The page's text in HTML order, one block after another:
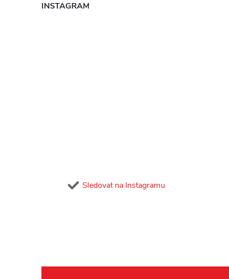
INSTAGRAM
Sledovat na Instagramu